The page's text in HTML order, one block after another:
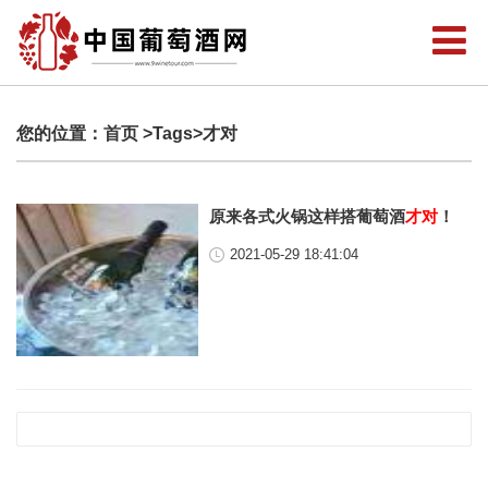
您的位置： 首页 >Tags>才对
原来各式火锅这样搭葡萄酒才对 ！
2021-05-29 18:41:04